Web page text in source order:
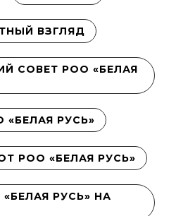
ВЗГЛЯД
СОВЕТ РОО «БЕЛАЯ
«БЕЛАЯ РУСЬ»
РОО «БЕЛАЯ РУСЬ»
РУСЬ» НА